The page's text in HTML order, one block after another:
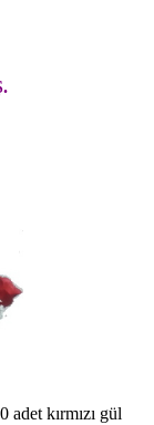
kırmızı gül